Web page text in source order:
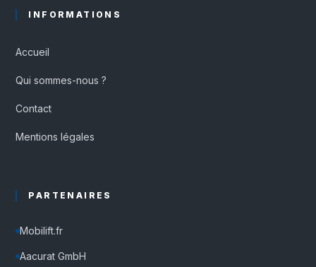
INFORMATIONS
Accueil
Qui sommes-nous ?
Contact
Mentions légales
PARTENAIRES
Mobilift.fr
Aacurat GmbH